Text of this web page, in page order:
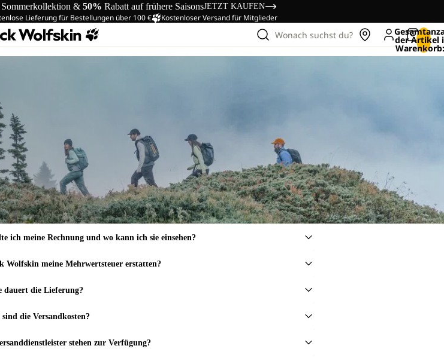
Sommerkollektion & 50% Rabatt auf frühere SaisonsJETZT KAUFEN
Lieferung für Bestellungen über 100 € Kostenloser Versand für Mitglieder
Wonach suchst du? der Artikel
ich meine Rechnung und wo kann ich sie einsehen?
Wolfskin meine Mehrwertsteuer erstatten?
dauert die Lieferung?
die Versandkosten?
stehen zur Verfügung?